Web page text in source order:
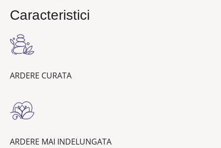
Caracteristici
ARDERE CURATA
ARDERE MAI INDELUNGATA